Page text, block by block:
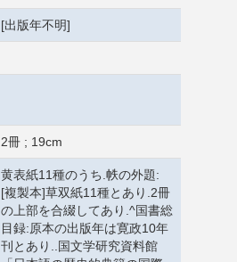
[出版年不明]
2冊 ; 19cm
黄表紙11種のうち.帙の外題:
[複製本]草双紙11種とあり.2冊
の上部を合綴してあり.^国書総
目録:原本の出版年は寛政10年
刊とあり..国文学研究資料館